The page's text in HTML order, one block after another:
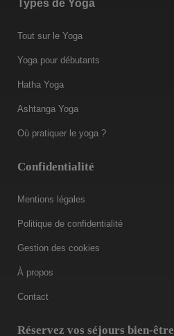
Types de Yoga
Tout sur le Yoga
Yoga pour débutants
Hatha Yoga
Ashtanga Yoga
Où pratiquer le yoga ?
Confidentialité
Mentions légales
Politique de confidentialité
Gestion des cookies
À propos
Contact
Réservez vos séjours bien-être